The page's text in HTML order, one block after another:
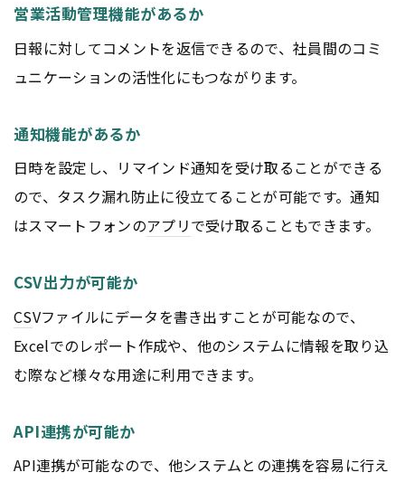
営業活動管理機能があるか
日報に対してコメントを返信できるので、社員間のコミ
ュニケーションの活性化にもつながります。
通知機能があるか
日時を設定し、リマインド通知を受け取ることができる
ので、タスク漏れ防止に役立てることが可能です。通知
はスマートフォンのアプリで受け取ることもできます。
CSV出力が可能か
CSVファイルにデータを書き出すことが可能なので、
Excelでのレポート作成や、他のシステムに情報を取り込
む際など様々な用途に利用できます。
API連携が可能か
API連携が可能なので、他システムとの連携を容易に行え